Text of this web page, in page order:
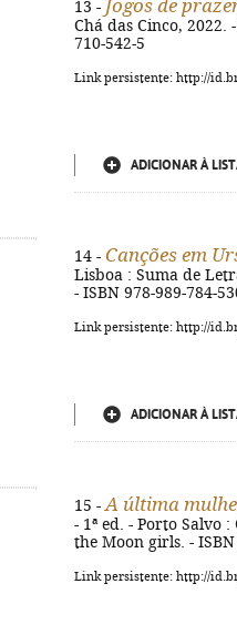
13 - Jogos de
Chá das Cinco, 2022.
710-542-5
Link persistente: http://
ADICIONAR À
14 - Canções em
Lisboa : Suma de
- ISBN 978-989-784-
Link persistente: http://
ADICIONAR À
15 - A última
- 1ª ed. - Porto Salvo
the Moon girls. - ISBN
Link persistente: http://